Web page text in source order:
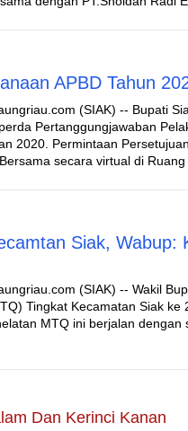
APBD Tahun
(SIAK) -- Bupati
Pertanggungjawaban
2020. Permintaan
secara virtual di
Siak, Wabup:
(SIAK) -- Wakil
Tingkat Kecamatan Siak
MTQ ini berjalan
Dan Kerinci Kanan